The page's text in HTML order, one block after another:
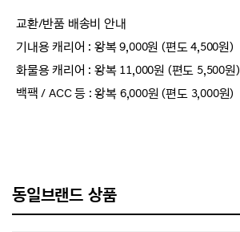
교환/반품 배송비 안내
기내용 캐리어 : 왕복 9,000원 (편도 4,500원)
화물용 캐리어 : 왕복 11,000원 (편도 5,500원)
백팩 / ACC 등 : 왕복 6,000원 (편도 3,000원)
동일브랜드 상품